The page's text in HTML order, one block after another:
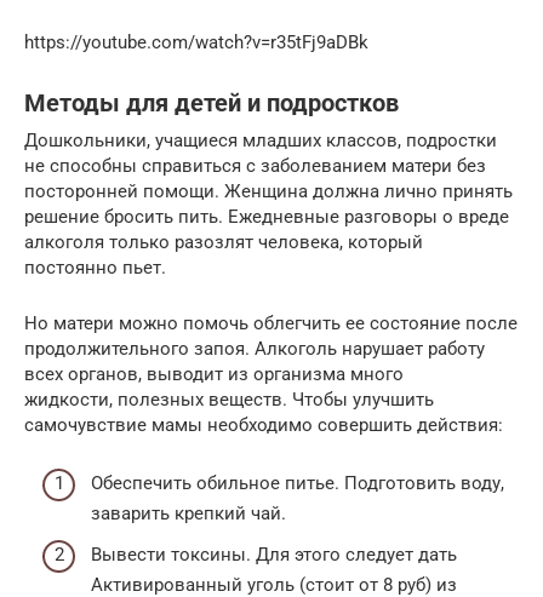
https://youtube.com/watch?v=r35tFj9aDBk
Методы для детей и подростков
Дошкольники, учащиеся младших классов, подростки
не способны справиться с заболеванием матери без
посторонней помощи. Женщина должна лично принять
решение бросить пить. Ежедневные разговоры о вреде
алкоголя только разозлят человека, который
постоянно пьет.
Но матери можно помочь облегчить ее состояние после
продолжительного запоя. Алкоголь нарушает работу
всех органов, выводит из организма много
жидкости, полезных веществ. Чтобы улучшить
самочувствие мамы необходимо совершить действия:
Обеспечить обильное питье. Подготовить воду,
заварить крепкий чай.
Вывести токсины. Для этого следует дать
Активированный уголь (стоит от 8 руб) из